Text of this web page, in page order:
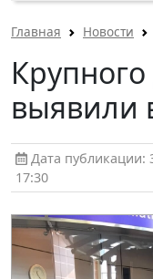
Главная Новости
выявили
Дата публикации:
17:30